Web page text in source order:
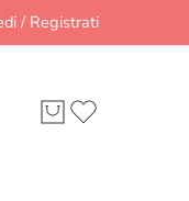
/ Registrati